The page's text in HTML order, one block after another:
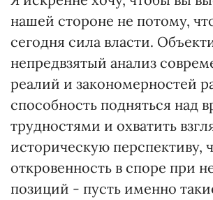
нашей стороне не потому,
сегодня сила власти.
непредвзятый анализ
реалий и закономерностей
способность подняться над
трудностями и охватить
историческую перспективу,
откровенность в споре при
позиций - пусть именно